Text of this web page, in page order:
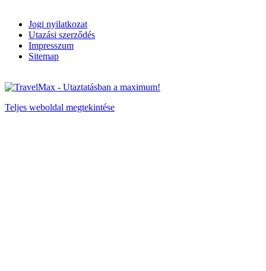
Jogi nyilatkozat
Utazási szerződés
Impresszum
Sitemap
Teljes weboldal megtekintése